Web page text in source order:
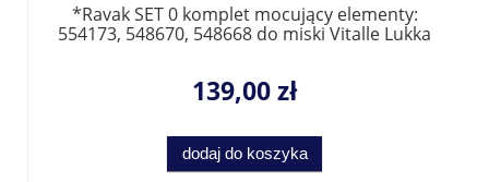
*Ravak SET 0 komplet mocujący elementy:
554173, 548670, 548668 do miski Vitalle Lukka
139,00 zł
dodaj do koszyka